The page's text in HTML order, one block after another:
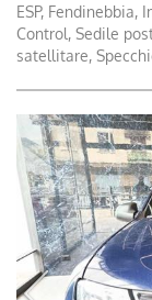
ESP, Fendinebbia,
Control, Sedile
satellitare,